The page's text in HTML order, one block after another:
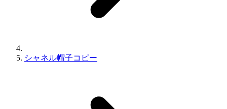
シャネル帽子コピー